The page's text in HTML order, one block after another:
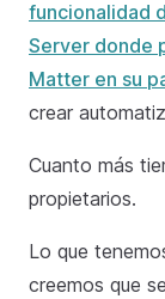
funcionalidad
Server donde
Matter en su
crear
Cuanto más
propietarios.
Lo que
creemos que